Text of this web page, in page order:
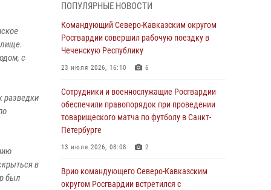
с
разведки
в
был
В Башкортостане при силовой поддержке
спецназа Росгвардии пресечена
противоправная деятельность, связанная с
07 августа 2026, 13:30 1
В Югре при содействии спецназа Росгвардии
пресечено более 180 нарушений
миграционного законодательства
Тонувшего ребенка спас росгвардеец в
ПОПУЛЯРНЫЕ НОВОСТИ
Командующий Северо-Кавказским округом
Росгвардии совершил рабочую поездку в
Чеченскую Республику
23 июля 2026, 16:10 6
Сотрудники и военнослужащие Росгвардии
обеспечили правопорядок при проведении
товарищеского матча по футболу в Санкт-
Петербурге
13 июля 2026, 08:08 2
Врио командующего Северо-Кавказским
округом Росгвардии встретился с